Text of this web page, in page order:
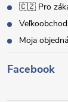
🇨🇿 Pro
Moja
Facebook